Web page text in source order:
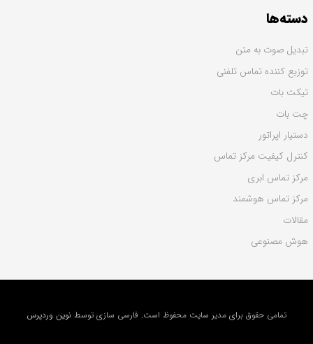
دسته‌ها
تبدیل صوت به متن
توزیع کننده تماس تلفنی
تیکت بات
چت بات
دستیار اپراتور
کنترل کیفیت مرکز تماس
مرکز تماس ابری
مرکز تماس هوشمند
مقالات
هوش مصنوعی
تمامی حقوق برای مدیر سایت محفوظ است. فارسی سازی توسط نوین وردپرس